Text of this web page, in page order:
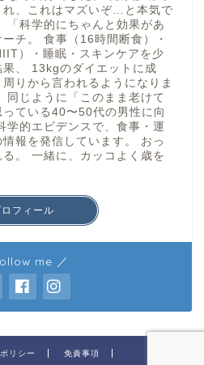
れ、これはマズいぞ…と本気で
「科学的にちゃんと効果があ
チ。 食事（16時間断食）・
）・睡眠・スキンケアを少
果、 13kgのダイエットに成
りから言われるようになりま
同じように「このまま老けて
ている40〜50代の男性に向
学的エビデンスで、食事・運
報を発信しています。 おっ
。 一緒に、カッコよく歳を
ロフィール
me ／
リシー 免責事項